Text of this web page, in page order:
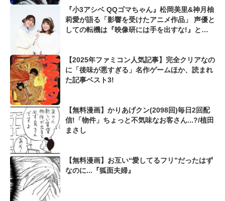
『小3アシベ QQゴマちゃん』松岡美里&神月柚
莉愛が語る「影響を受けたアニメ作品」 声優と
しての転機は『映像研には手を出すな!』と
【2025年ファミコン人気記事】完全クリアなの
に「後味が悪すぎる」名作ゲームほか、読まれ
た記事ベスト3!
【無料漫画】かりあげクン(2098回)毎日2回配
信!「物件」ちょっと不気味なお客さん...?/植田
まさし
【無料漫画】お互い“愛してるフリ”だったはず
なのに...『狐面夫婦』